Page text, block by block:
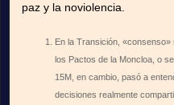
paz y la noviolencia.
En la Transición,
los Pactos de la Moncloa, o
15M, en cambio, pasó a
decisiones realmente